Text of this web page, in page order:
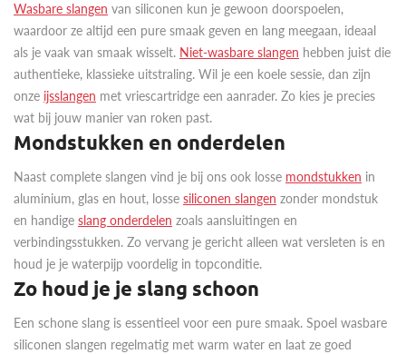
Wasbare slangen van siliconen kun je gewoon doorspoelen,
waardoor ze altijd een pure smaak geven en lang meegaan, ideaal
als je vaak van smaak wisselt. Niet-wasbare slangen hebben juist die
authentieke, klassieke uitstraling. Wil je een koele sessie, dan zijn
onze ijsslangen met vriescartridge een aanrader. Zo kies je precies
wat bij jouw manier van roken past.
Mondstukken en onderdelen
Naast complete slangen vind je bij ons ook losse mondstukken in
aluminium, glas en hout, losse siliconen slangen zonder mondstuk
en handige slang onderdelen zoals aansluitingen en
verbindingsstukken. Zo vervang je gericht alleen wat versleten is en
houd je je waterpijp voordelig in topconditie.
Zo houd je je slang schoon
Een schone slang is essentieel voor een pure smaak. Spoel wasbare
siliconen slangen regelmatig met warm water en laat ze goed